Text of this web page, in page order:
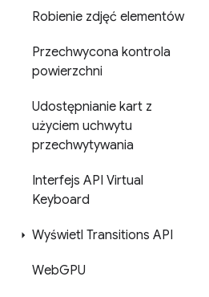
Robienie zdjęć elementów
Przechwycona kontrola
powierzchni
Udostępnianie kart z
użyciem uchwytu
przechwytywania
Interfejs API Virtual
Keyboard
Wyświetl Transitions API
WebGPU